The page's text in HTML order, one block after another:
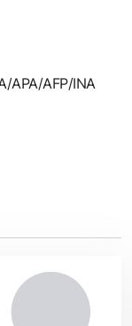
APA/AFP/INA